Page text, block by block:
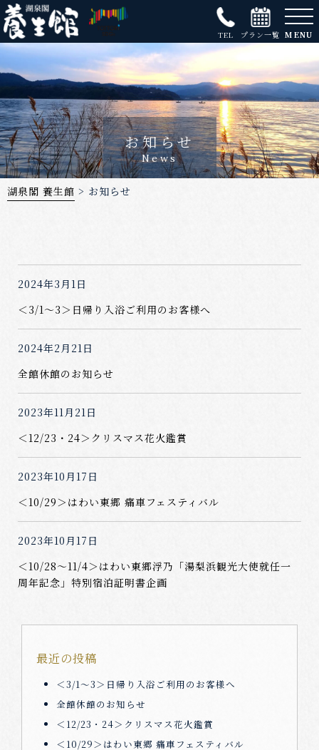
TEL プラン一覧 MENU
お知らせ
News
湖泉閣 養生館 > お知らせ
2024年3月1日
＜3/1～3＞日帰り入浴ご利用のお客様へ
2024年2月21日
全館休館のお知らせ
2023年11月21日
＜12/23・24＞クリスマス花火鑑賞
2023年10月17日
＜10/29＞はわい東郷 痛車フェスティバル
2023年10月17日
＜10/28～11/4＞はわい東郷浮乃「湯梨浜観光大使就任一
周年記念」特別宿泊証明書企画
2023年7月16日
レゼント
2023年7月4日
＜7/6～12＞館内工事のお知らせ
最近の投稿
＜3/1～3＞日帰り入浴ご利用のお客様へ
全館休館のお知らせ
＜12/23・24＞クリスマス花火鑑賞
＜10/29＞はわい東郷 痛車フェスティバル